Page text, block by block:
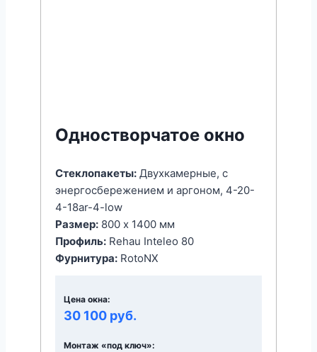
Одностворчатое окно
Стеклопакеты: Двухкамерные, с
энергоcбережением и аргоном, 4-20-
4-18ar-4-low
Размер: 800 x 1400 мм
Профиль: Rehau Inteleo 80
Фурнитура: RotoNX
Цена окна:
30 100 руб.
Монтаж «под ключ»: